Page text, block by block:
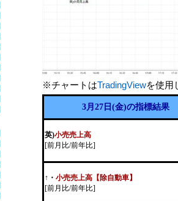
※チャートはTradingViewを使用
3月27日(金)の指標結果
英)小売売上高
[前月比/前年比]
↑ ・ 小売売上高【除自動車】
[前月比/前年比]